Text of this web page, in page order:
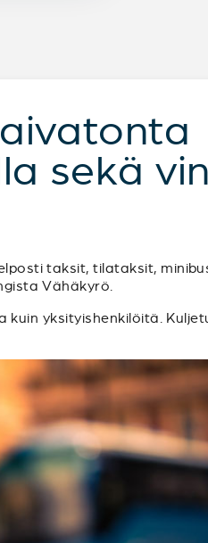
sekä
taksit, tilataksit,
Vähäkyrö.
yksityishenkilöitä.